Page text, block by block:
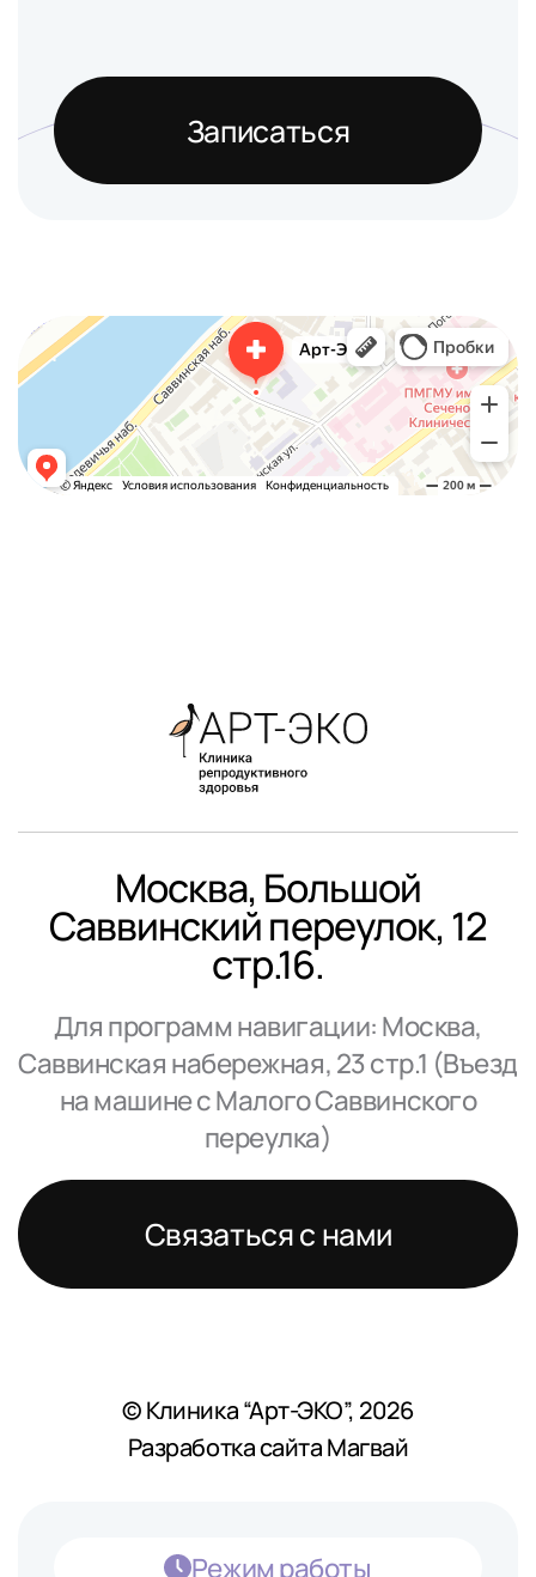
Записаться
Арт-Эко
Медцентр, клиника в Москве
Гинекологическая клиника в Москве
Москва, Большой
Саввинский переулок, 12
стр.16.
Для программ навигации: Москва,
Саввинская набережная, 23 стр.1 (Въезд
на машине с Малого Саввинского
переулка)
Связаться с нами
© Клиника “Арт-ЭКО”, 2026
Разработка сайта Магвай
Режим работы